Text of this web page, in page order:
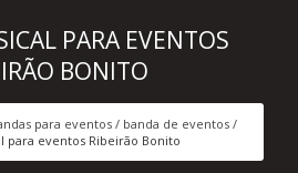
PARA EVENTOS
BONITO
para eventos
banda de eventos
para eventos Ribeirão Bonito